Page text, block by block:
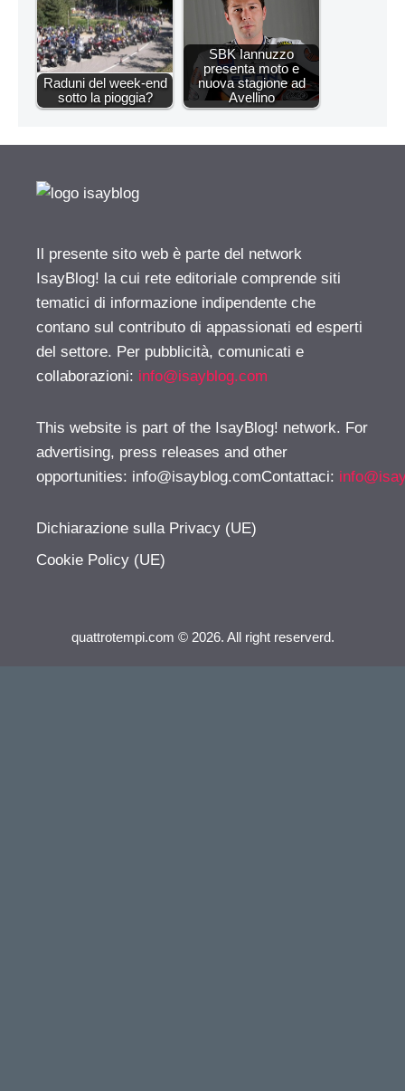
Raduni del week-end
sotto la pioggia?
SBK Iannuzzo
presenta moto e
nuova stagione ad
Avellino
Il presente sito web è parte del network
IsayBlog! la cui rete editoriale comprende siti
tematici di informazione indipendente che
contano sul contributo di appassionati ed esperti
del settore. Per pubblicità, comunicati e
collaborazioni: info@isayblog.com
This website is part of the IsayBlog! network. For
advertising, press releases and other
opportunities: info@isayblog.comContattaci:
Dichiarazione sulla Privacy (UE)
Cookie Policy (UE)
quattrotempi.com © 2026. All right reserverd.